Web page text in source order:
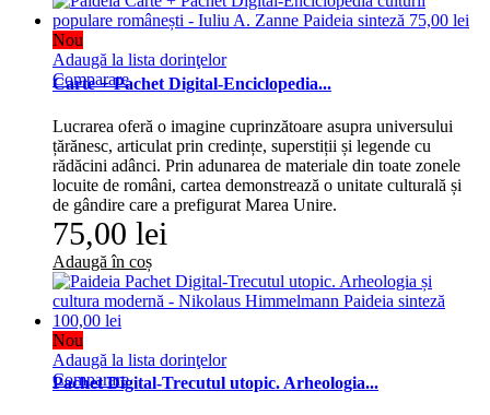
Nou
Adaugă la lista dorinţelor
Comparare
Carte + Pachet Digital-Enciclopedia...
Lucrarea oferă o imagine cuprinzătoare asupra universului
țărănesc, articulat prin credințe, superstiții și legende cu
rădăcini adânci. Prin adunarea de materiale din toate zonele
locuite de români, cartea demonstrează o unitate culturală și
de gândire care a prefigurat Marea Unire.
75,00 lei
Adaugă în coș
Nou
Adaugă la lista dorinţelor
Comparare
Pachet Digital-Trecutul utopic. Arheologia...